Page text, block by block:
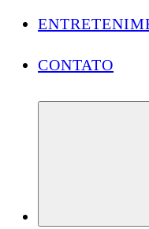
CONTATO